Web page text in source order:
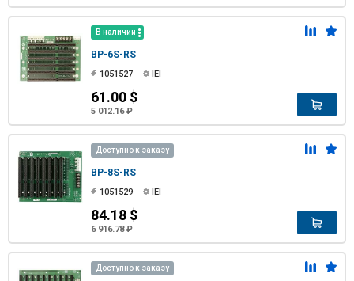
В наличии
BP-6S-RS
1051527 IEI
61.00 $
5 012.16 ₽
Доступно к заказу
BP-8S-RS
1051529 IEI
84.18 $
6 916.78 ₽
Доступно к заказу